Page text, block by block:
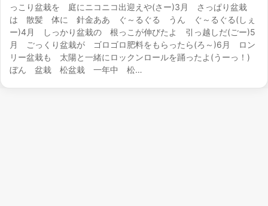
っこり盆栽を 庭にニコニコ出迎えや(さー)3月 さっぱり盆栽
は 散髪 体に 針金ああ ぐ～るぐる うん ぐ～るぐる(しぇ
ー)4月 しっかり盆栽の 根っこが伸びたよ 引っ越しだ(ごー)5
月 ごっくり盆栽が ゴロゴロ肥料をもらったら(ろ～)6月 ロン
リー盆栽も 太陽と一緒にロックンロールを踊ったよ(うーっ！)
ぼん 盆栽 松盆栽 一年中 松…